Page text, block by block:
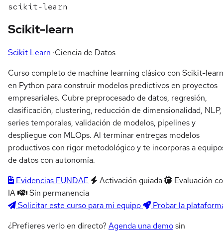
scikit-learn
Scikit-learn
Scikit Learn ·Ciencia de Datos
Curso completo de machine learning clásico con Scikit-learn
en Python para construir modelos predictivos en proyectos
empresariales. Cubre preprocesado de datos, regresión,
clasificación, clustering, reducción de dimensionalidad, NLP,
series temporales, validación de modelos, pipelines y
despliegue con MLOps. Al terminar entregas modelos
productivos con rigor metodológico y te incorporas a
de datos con autonomía.
Evidencias FUNDAE
Activación guiada
Evaluación
IA
Sin permanencia
Solicitar este curso para mi equipo
Probar la
¿Prefieres verlo en directo?Agenda una demosin